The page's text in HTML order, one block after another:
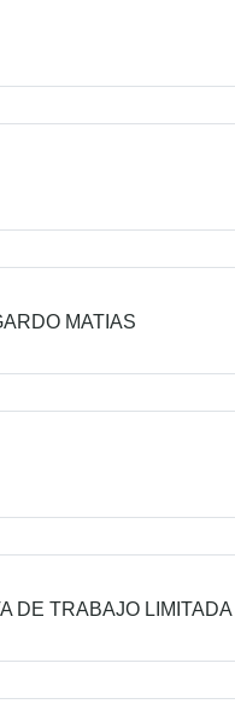
MATIAS
DE TRABAJO LIMITADA